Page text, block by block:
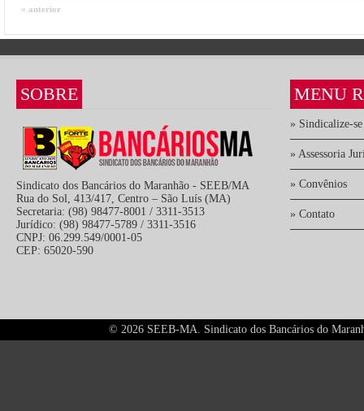
« anterior
SOBRE
Sindicato dos Bancários do Maranhão - SEEB/MA
Rua do Sol, 413/417, Centro – São Luís (MA)
Secretaria: (98) 98477-8001 / 3311-3513
Jurídico: (98) 98477-5789 / 3311-3516
CNPJ: 06.299.549/0001-05
CEP: 65020-590
MENU
» Sindicalize-se
» Assessoria
» Convênios
» Contato
© 2026 SEEB-MA. Sindicato dos Bancários do